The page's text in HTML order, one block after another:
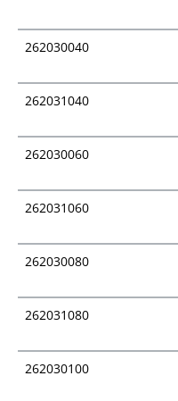
262030040
262031040
262030060
262031060
262030080
262031080
262030100